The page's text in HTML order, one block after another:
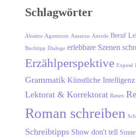
Schlagwörter
Absätze Agenturen Amazon Anrede Beruf
Buchtipp Dialoge erlebbare Szenen
Erzählperspektive Exposé
Grammatik Künstliche Intelligenz
Lektorat & Korrektorat Ratten
Roman schreiben
Schreibtipps Show don't tell Sinne